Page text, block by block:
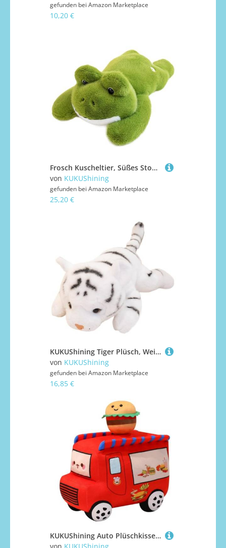
gefunden bei Amazon Marketplace
10,20 €
Frosch Kuscheltier, Süßes Stofftier Haustier Plüschtier Weiche Kissen Plüsch Spielzeug Realistische Interaktive Puppen Für Kinder(45cm/17.7in)
von KUKUShining
gefunden bei Amazon Marketplace
25,20 €
KUKUShining Tiger Plüsch, Weiche Kuschelige Stofftier Puppe Kawaii Umarmungskissen Plüschspielzeug Geburtstagsgeschenke Für Kinder(White,30cm/11.8in)
von KUKUShining
gefunden bei Amazon Marketplace
16,85 €
KUKUShining Auto Plüschkissen, Weiches Lustiges Food Truck Plüschkissen Verkehrsauto Puppe for Kindergeburtstagsfeiergeschenk(Red)